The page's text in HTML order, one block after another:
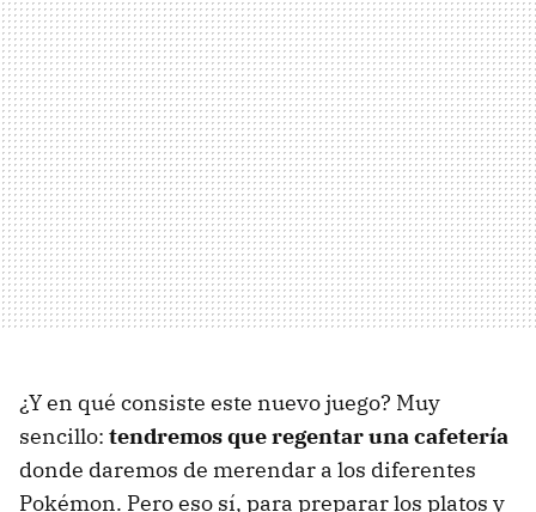
¿Y en qué consiste este nuevo juego? Muy
sencillo: tendremos que regentar una cafetería
donde daremos de merendar a los diferentes
Pokémon. Pero eso sí, para preparar los platos y